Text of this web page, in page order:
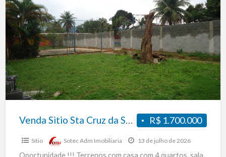
Sitio
Sta
Cruz
da
Serra
R$ 1.700.000
Venda Sitio Sta Cruz da Serra
Sítio Sotec Adm Imobiliaria 13 de julho de 2026
Oportunidade !!! Terrenos com casa com 4 quartos, sala,